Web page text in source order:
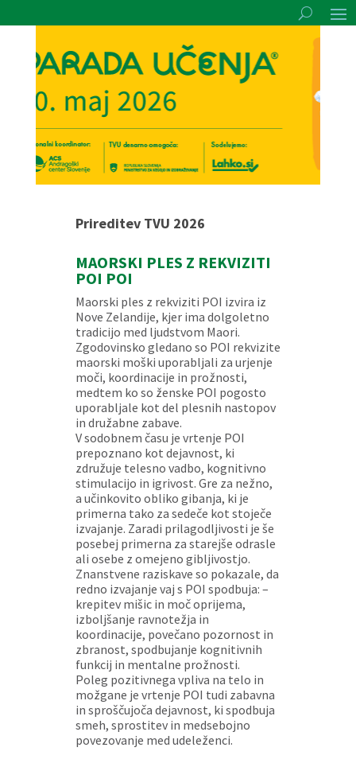
Prireditev TVU 2026
MAORSKI PLES Z REKVIZITI
POI POI
Maorski ples z rekviziti POI izvira iz
Nove Zelandije, kjer ima dolgoletno
tradicijo med ljudstvom Maori.
Zgodovinsko gledano so POI rekvizite
maorski moški uporabljali za urjenje
moči, koordinacije in prožnosti,
medtem ko so ženske POI pogosto
uporabljale kot del plesnih nastopov
in družabne zabave.
V sodobnem času je vrtenje POI
prepoznano kot dejavnost, ki
združuje telesno vadbo, kognitivno
stimulacijo in igrivost. Gre za nežno,
a učinkovito obliko gibanja, ki je
primerna tako za sedeče kot stoječe
izvajanje. Zaradi prilagodljivosti je še
posebej primerna za starejše odrasle
ali osebe z omejeno gibljivostjo.
Znanstvene raziskave so pokazale, da
redno izvajanje vaj s POI spodbuja: –
krepitev mišic in moč oprijema,
izboljšanje ravnotežja in
koordinacije, povečano pozornost in
zbranost, spodbujanje kognitivnih
funkcij in mentalne prožnosti.
Poleg pozitivnega vpliva na telo in
možgane je vrtenje POI tudi zabavna
in sproščujoča dejavnost, ki spodbuja
smeh, sprostitev in medsebojno
povezovanje med udeleženci.